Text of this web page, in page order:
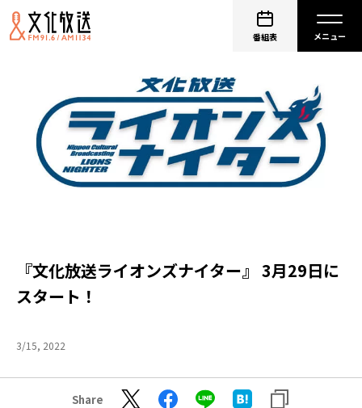
番組表
『文化放送ライオンズナイター』 3月29日に
スタート！
3/15, 2022
Share